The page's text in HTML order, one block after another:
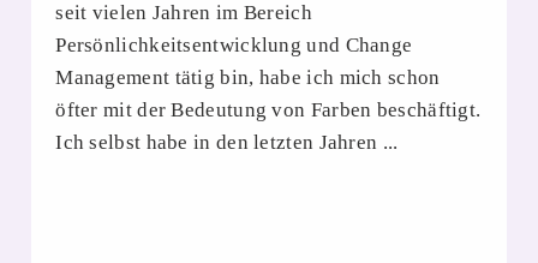
seit vielen Jahren im Bereich
Persönlichkeitsentwicklung und Change
Management tätig bin, habe ich mich schon
öfter mit der Bedeutung von Farben beschäftigt.
Ich selbst habe in den letzten Jahren ...